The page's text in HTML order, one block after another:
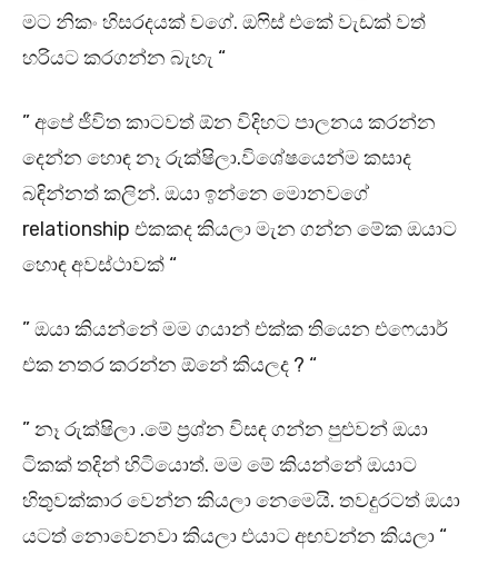
මට නිකං හිසරදයක් වගේ. ඔෆිස් එකේ වැඩක් වත්
හරියට කරගන්න බැහැ “
” අපේ ජීවිත කාටවත් ඕන විදිහට පාලනය කරන්න
දෙන්න හොඳ නෑ රුක්ෂිලා.විශේෂයෙන්ම කසාද
බඳින්නත් කලින්. ඔයා ඉන්නෙ මොනවගේ
relationship එකකද කියලා මැන ගන්න මේක ඔයාට
හොඳ අවස්ථාවක් “
” ඔයා කියන්නේ මම ගයාන් එක්ක තියෙන එෆෙයාර්
එක නතර කරන්න ඕනේ කියලද ? “
” නෑ රුක්ෂිලා .මේ ප්‍රශ්න විසඳ ගන්න පුළුවන් ඔයා
ටිකක් තදින් හිටියොත්. මම මේ කියන්නේ ඔයාට
හිතුවක්කාර වෙන්න කියලා නෙමෙයි. තවදුරටත් ඔයා
යටත් නොවෙනවා කියලා එයාට අඟවන්න කියලා “